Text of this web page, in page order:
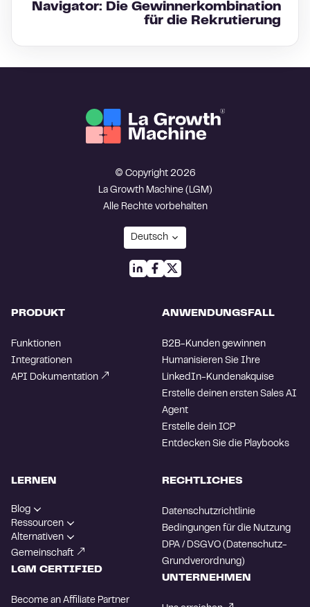
Navigator: Die Gewinnerkombination
für die Rekrutierung
© Copyright 2026
La Growth Machine (LGM)
Alle Rechte vorbehalten
PRODUKT
Funktionen
Integrationen
API Dokumentation
ANWENDUNGSFALL
B2B-Kunden gewinnen
Humanisieren Sie Ihre
LinkedIn-Kundenakquise
Erstelle deinen ersten Sales AI
Agent
Erstelle dein ICP
Entdecken Sie die Playbooks
LERNEN
Blog
Ressourcen
Alternativen
Gemeinschaft
LGM CERTIFIED
Become an Affiliate Partner
RECHTLICHES
Datenschutzrichtlinie
Bedingungen für die Nutzung
DPA / DSGVO (Datenschutz-
Grundverordnung)
UNTERNEHMEN